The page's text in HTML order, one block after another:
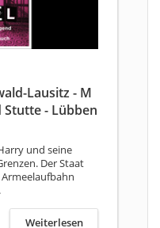
Lausitz - M
Stutte - Lübben
und seine
Der Staat
Weiterlesen